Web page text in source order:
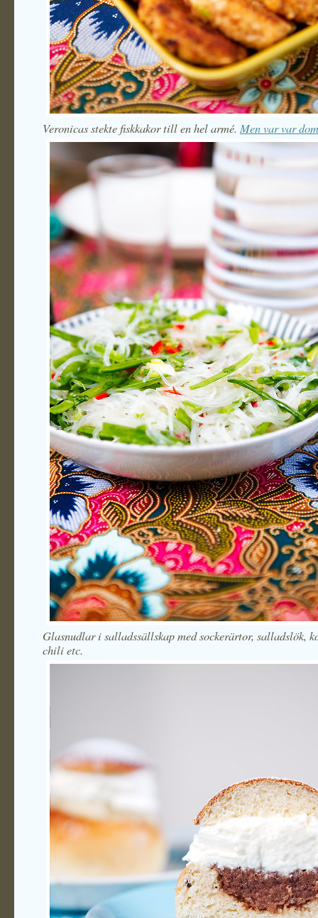
Veronicas stekte fiskkakor till en hel armé. Men var var
Glasnudlar i salladssällskap med sockerärtor, salladslök,
chili etc.